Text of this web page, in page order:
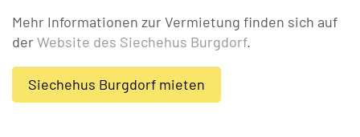
Mehr Informationen zur Vermietung finden sich auf
der Website des Siechehus Burgdorf.
Siechehus Burgdorf mieten